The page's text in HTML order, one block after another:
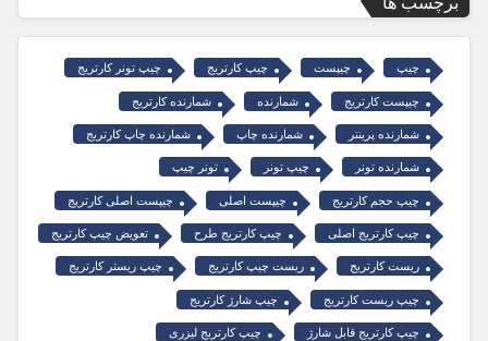
چیپ چیپست چیپ کارتریج چیپ تونر کارتریج
چیپست کارتریج شمارنده شمارنده کارتریج
شمارنده پرینتر شمارنده چاپ شمارنده چاپ کارتریج
شمارنده تونر چیپ تونر تونر چیپ
چیپ حجم کارتریج چیپست اصلی چیپست اصلی کارتریج
چیپ کارتریج اصلی چیپ کارتریج طرح تعویض چیپ کارتریج
ریست کارتریج ریست چیپ کارتریج چیپ ریستر کارتریج
چیپ ریست کارتریج چیپ شارژ کارتریج
چیپ کارتریج قابل شارژ چیپ کارتریج لیزری